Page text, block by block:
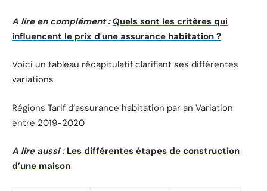
A lire en complément : Quels sont les critères qui
influencent le prix d'une assurance habitation ?
Voici un tableau récapitulatif clarifiant ses différentes
variations
Régions Tarif d’assurance habitation par an Variation
entre 2019-2020
A lire aussi : Les différentes étapes de construction
d’une maison